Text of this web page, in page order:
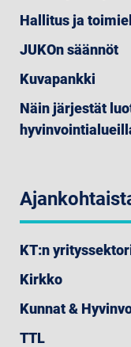
Hallitus ja
JUKOn säännöt
Kuvapankki
Näin järjestät
KT:n
Kirkko
Kunnat &
TTL